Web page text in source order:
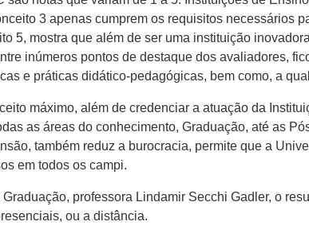
3 apenas cumprem os requisitos necessários
5, mostra que além de ser uma instituição
inúmeros pontos de destaque dos avaliadores,
e práticas didático-pedagógicas, bem como, a
máximo, além de credenciar a atuação da
as áreas do conhecimento, Graduação, até as
também reduz a burocracia, permite que a
em todos os campi.
professora Lindamir Secchi Gadler, o
ou a distância.